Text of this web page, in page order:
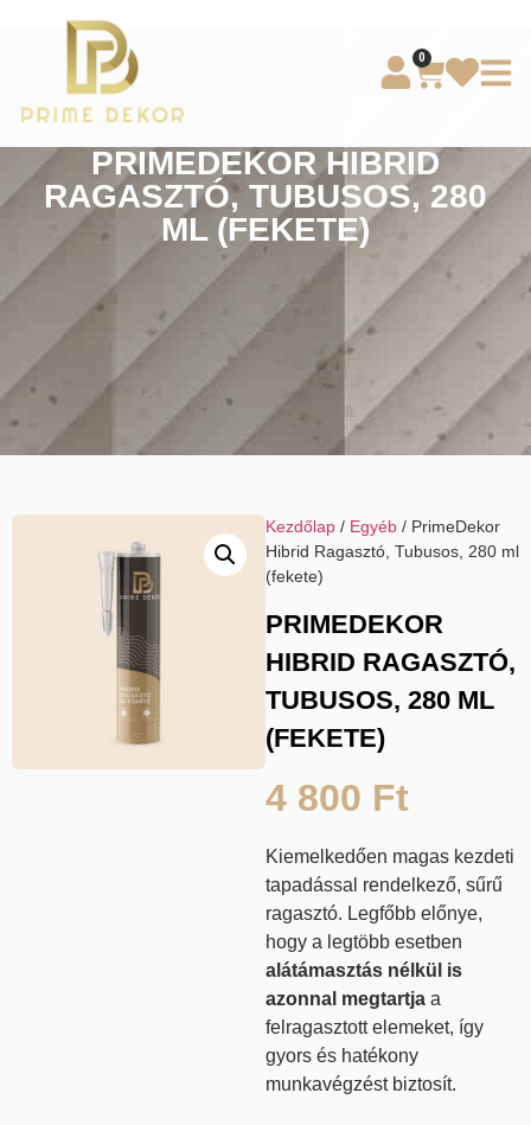
0
PRIMEDEKOR HIBRID
RAGASZTÓ, TUBUSOS, 280
ML (FEKETE)
Kezdőlap / Egyéb / PrimeDekor
Hibrid Ragasztó, Tubusos, 280 ml
(fekete)
PRIMEDEKOR
HIBRID RAGASZTÓ,
TUBUSOS, 280 ML
(FEKETE)
4 800 Ft
Kiemelkedően magas kezdeti
tapadással rendelkező, sűrű
ragasztó. Legfőbb előnye,
hogy a legtöbb esetben
alátámasztás nélkül is
azonnal megtartja a
felragasztott elemeket, így
gyors és hatékony
munkavégzést biztosít.